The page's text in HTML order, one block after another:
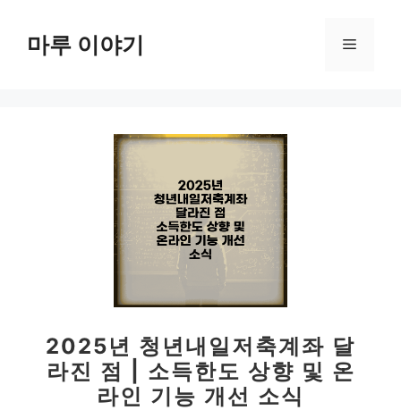
마루 이야기 메
2025년 청년내일저축계좌 달
라진 점 | 소득한도 상향 및 온
라인 기능 개선 소식